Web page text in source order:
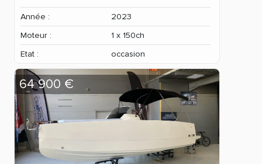
Année :
2023
Moteur :
1 x 150ch
Etat :
occasion
64 900 €